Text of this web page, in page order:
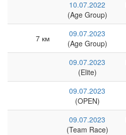
10.07.2022
(Age Group)
7 км
09.07.2023
(Age Group)
09.07.2023
(Elite)
09.07.2023
(OPEN)
09.07.2023
(Team Race)